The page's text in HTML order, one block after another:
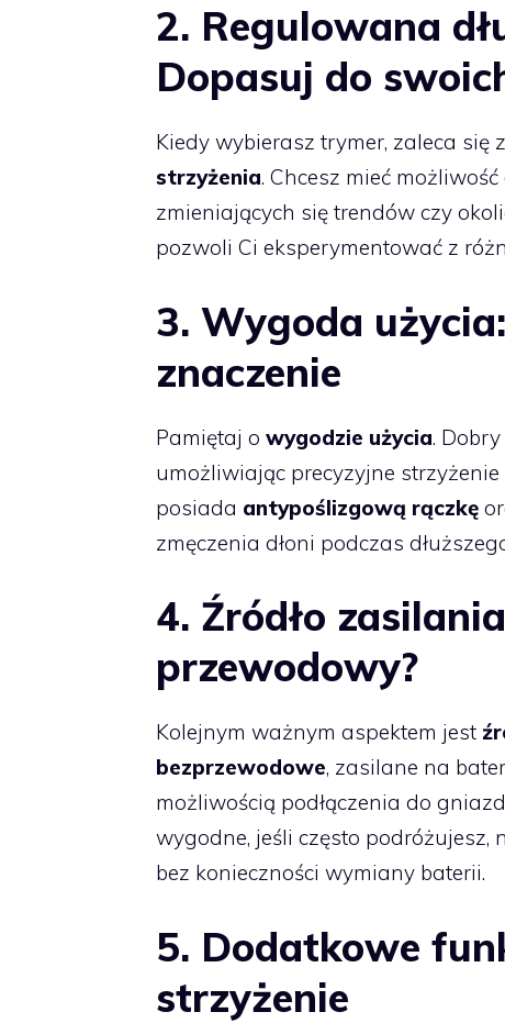
2. Regulowana
Dopasuj do
Kiedy wybierasz trymer, zaleca się
strzyżenia. Chcesz mieć
zmieniających się trendów czy
pozwoli Ci eksperymentować z
3. Wygoda
znaczenie
Pamiętaj o wygodzie użycia.
umożliwiając precyzyjne
posiada antypoślizgową rączkę
zmęczenia dłoni podczas
4. Źródło
przewodowy?
Kolejnym ważnym aspektem jest
bezprzewodowe, zasilane na
możliwością podłączenia do
wygodne, jeśli często
bez konieczności wymiany baterii.
5. Dodatkowe
strzyżenie